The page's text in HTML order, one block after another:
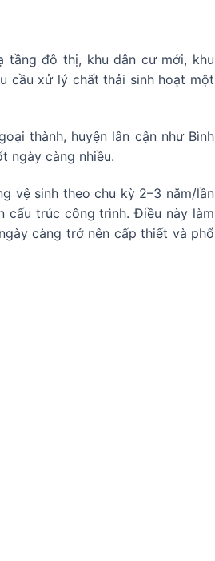
tầng đô thị, khu dân cư mới, khu
cầu xử lý chất thải sinh hoạt một
thành, huyện lân cận như Bình
ngày càng nhiều.
vệ sinh theo chu kỳ 2–3 năm/lần
cấu trúc công trình. Điều này làm
càng trở nên cấp thiết và phổ